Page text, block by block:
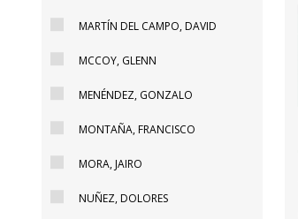
MARTÍN DEL CAMPO, DAVID
MCCOY, GLENN
MENÉNDEZ, GONZALO
MONTAÑA, FRANCISCO
MORA, JAIRO
NUÑEZ, DOLORES